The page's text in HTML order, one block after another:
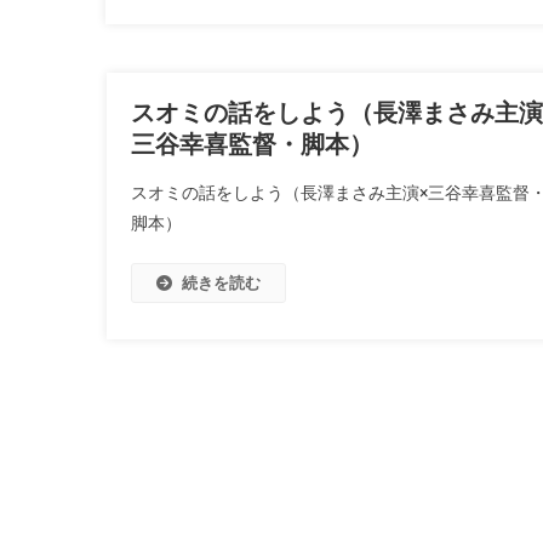
スオミの話をしよう（長澤まさみ主
三谷幸喜監督・脚本）
スオミの話をしよう（長澤まさみ主演×三谷幸喜監督
脚本）
続きを読む